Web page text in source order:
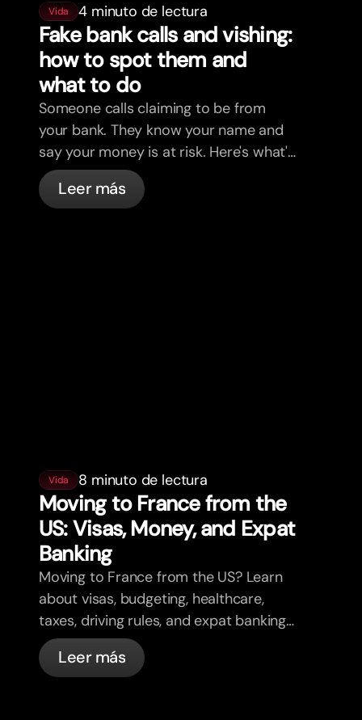
Vida 4 minuto de lectura
Fake bank calls and vishing:
how to spot them and
what to do
Someone calls claiming to be from
your bank. They know your name and
say your money is at risk. Here's what's
actually happening, and what to do.
Leer más
Vida 8 minuto de lectura
Moving to France from the
US: Visas, Money, and Expat
Banking
Moving to France from the US? Learn
about visas, budgeting, healthcare,
taxes, driving rules, and expat banking
in France with bunq.
Leer más